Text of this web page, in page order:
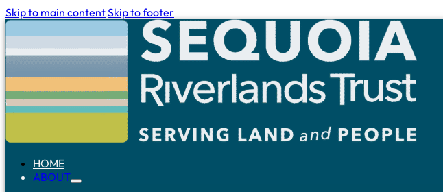
Skip to main contentSkip to footer
HOME
ABOUT